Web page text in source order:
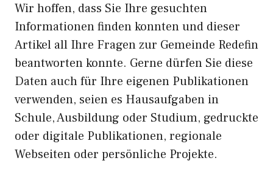
Wir hoffen, dass Sie Ihre gesuchten
Informationen finden konnten und dieser
Artikel all Ihre Fragen zur Gemeinde Redefin
beantworten konnte. Gerne dürfen Sie diese
Daten auch für Ihre eigenen Publikationen
verwenden, seien es Hausaufgaben in
Schule, Ausbildung oder Studium, gedruckte
oder digitale Publikationen, regionale
Webseiten oder persönliche Projekte.